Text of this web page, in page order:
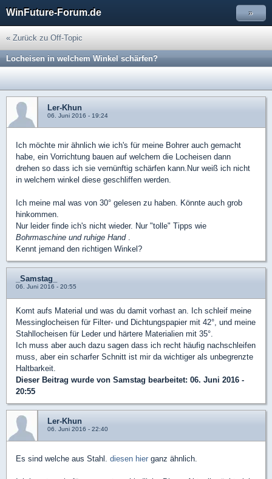
WinFuture-Forum.de »
« Zurück zu Off-Topic
Locheisen in welchem Winkel schärfen?
Ler-Khun
06. Juni 2016 - 19:24
Ich möchte mir ähnlich wie ich's für meine Bohrer auch gemacht
habe, ein Vorrichtung bauen auf welchem die Locheisen dann
drehen so dass ich sie vernünftig schärfen kann.Nur weiß ich nicht
in welchem winkel diese geschliffen werden.
Ich meine mal was von 30° gelesen zu haben. Könnte auch grob
hinkommen.
Nur leider finde ich's nicht wieder. Nur "tolle" Tipps wie
Bohrmaschine und ruhige Hand .
Kennt jemand den richtigen Winkel?
_Samstag_
06. Juni 2016 - 20:55
Komt aufs Material und was du damit vorhast an. Ich schleif meine
Messinglocheisen für Filter- und Dichtungspapier mit 42°, und meine
Stahllocheisen für Leder und härtere Materialien mit 35°.
Ich muss aber auch dazu sagen dass ich recht häufig nachschleifen
muss, aber ein scharfer Schnitt ist mir da wichtiger als unbegrenzte
Haltbarkeit.
Dieser Beitrag wurde von Samstag bearbeitet: 06. Juni 2016 -
20:55
Ler-Khun
06. Juni 2016 - 22:40
Es sind welche aus Stahl. diesen hier ganz ähnlich.